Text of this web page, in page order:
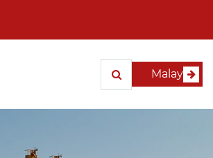
Malay